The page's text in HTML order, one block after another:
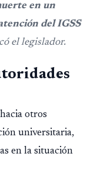
en un
del IGSS
el legislador.
otros
universitaria,
en la situación